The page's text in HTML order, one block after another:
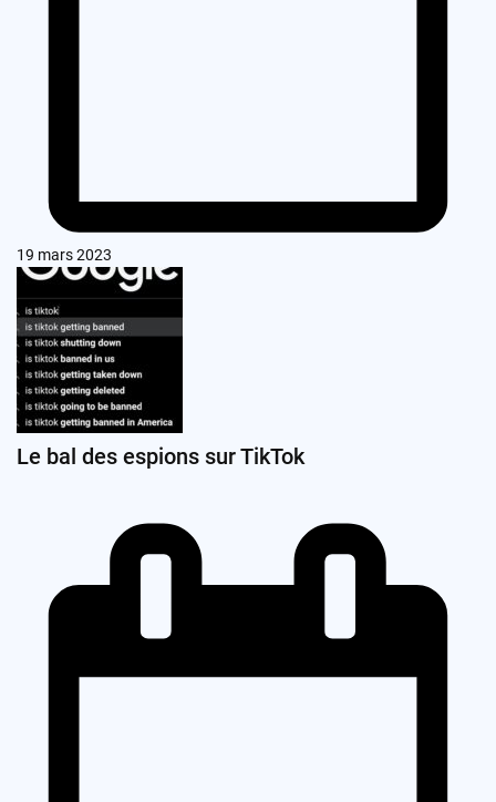
19 mars 2023
Le bal des espions sur TikTok